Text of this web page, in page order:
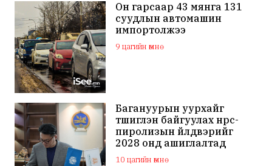
Он гарсаар 43 мянга 131
суудлын автомашин
импортолжээ
9 цагийн өмнө
Багануурын уурхайг
түшиглэн байгуулах нүүрс-
пиролизын үйлдвэрийг
2028 онд ашиглалтад
оруулна
10 цагийн өмнө